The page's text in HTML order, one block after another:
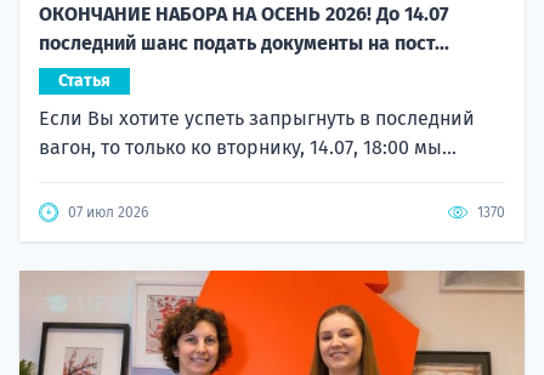
ОКОНЧАНИЕ НАБОРА НА ОСЕНЬ 2026! До 14.07
последний шанс подать документы на пост...
Статья
Если Вы хотите успеть запрыгнуть в последний
вагон, то только ко вторнику, 14.07, 18:00 мы...
07 июл 2026 1370